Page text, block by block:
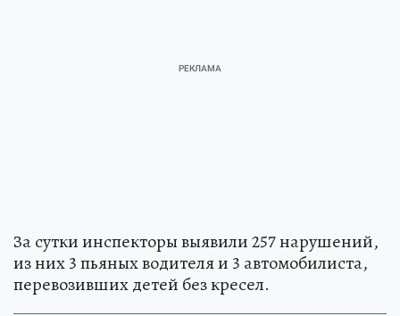
За сутки инспекторы выявили 257 нарушений,
из них 3 пьяных водителя и 3 автомобилиста,
перевозивших детей без кресел.